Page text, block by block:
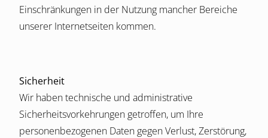
Einschränkungen in der Nutzung mancher Bereiche
unserer Internetseiten kommen.
Sicherheit
Wir haben technische und administrative
Sicherheitsvorkehrungen getroffen, um Ihre
personenbezogenen Daten gegen Verlust, Zerstörung,